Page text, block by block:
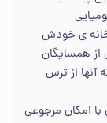
خانه ی خودش
از همسایگان
آنها از ترس
امکان مرجوعی